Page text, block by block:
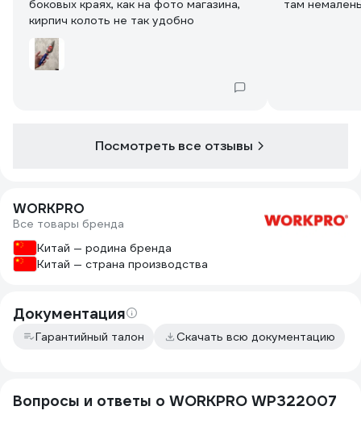
боковых краях, как на фото магазина,
кирпич колоть не так удобно
там
Посмотреть все отзывы
WORKPRO
Все товары бренда
Китай — родина бренда
Китай — страна производства
Документация
Гарантийный талон Скачать всю документацию
Вопросы и ответы о WORKPRO WP322007